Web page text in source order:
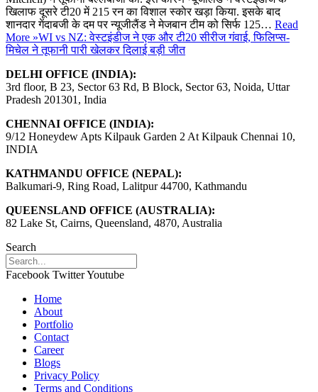
खिलाफ दूसरे टी20 में 215 रन का विशाल स्काेर खड़ा किया. इसके बाद
शानदार गेंदाबजी के दम पर न्यूजीलैंड ने मेजबान टीम को सिर्फ 125… Read
More »WI vs NZ: वेस्टइंडीज ने एक और टी20 सीरीज गंवाई, फिलिप्स-
मिचेल ने तूफानी पारी खेलकर दिलाई बड़ी जीत
DELHI OFFICE (INDIA):
3rd floor, B 23, Sector 63 Rd, B Block, Sector 63, Noida, Uttar
Pradesh 201301, India
CHENNAI OFFICE (INDIA):
9/12 Honeydew Apts Kilpauk Garden 2 At Kilpauk Chennai 10,
INDIA
KATHMANDU OFFICE (NEPAL):
Balkumari-9, Ring Road, Lalitpur 44700, Kathmandu
QUEENSLAND OFFICE (AUSTRALIA):
82 Lake St, Cairns, Queensland, 4870, Australia
Search
Facebook TwitterYoutube
Home
About
Portfolio
Contact
Career
Blogs
Privacy Policy
Terms and Conditions